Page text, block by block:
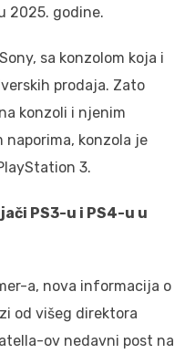
2025. godine.
sa konzolom koja i
prodaja. Zato
konzoli i njenim
konzola je
3.
PS3-u i PS4-u u
a, nova informacija o
od višeg direktora
ov nedavni post na